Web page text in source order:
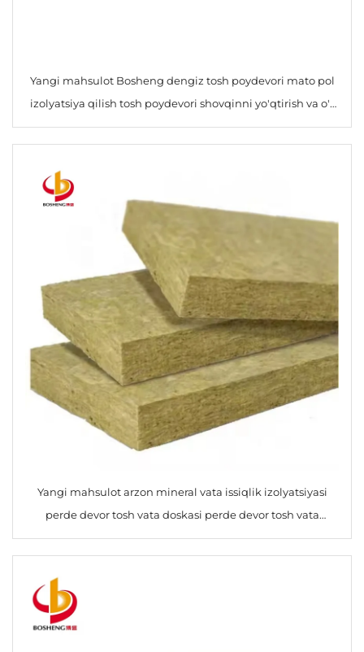
Yangi mahsulot Bosheng dengiz tosh poydevori mato pol
izolyatsiya qilish tosh poydevori shovqinni yo'qtirish va o't
o'tkazmaydigan basalt tosh poydevori aylancasi
Yangi mahsulot arzon mineral vata issiqlik izolyatsiyasi
perde devor tosh vata doskasi perde devor tosh vata
yetkazib beruvchi